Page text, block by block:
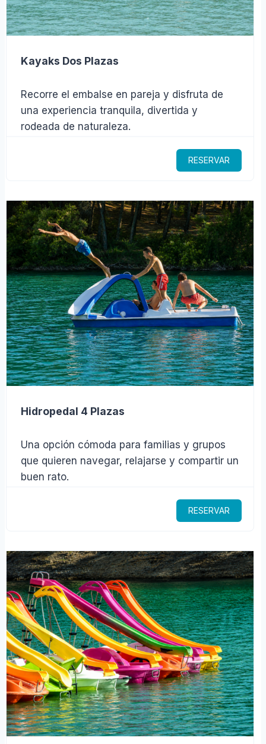
Kayaks Dos Plazas
Recorre el embalse en pareja y disfruta de
una experiencia tranquila, divertida y
rodeada de naturaleza.
RESERVAR
$219
Hidropedal 4 Plazas
Una opción cómoda para familias y grupos
que quieren navegar, relajarse y compartir un
buen rato.
RESERVAR
$219